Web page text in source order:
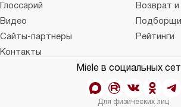
Глоссарий
Возврат
Видео
Сайты-партнеры
Рейтинги
Контакты
Miele в социальных
Для физических лиц